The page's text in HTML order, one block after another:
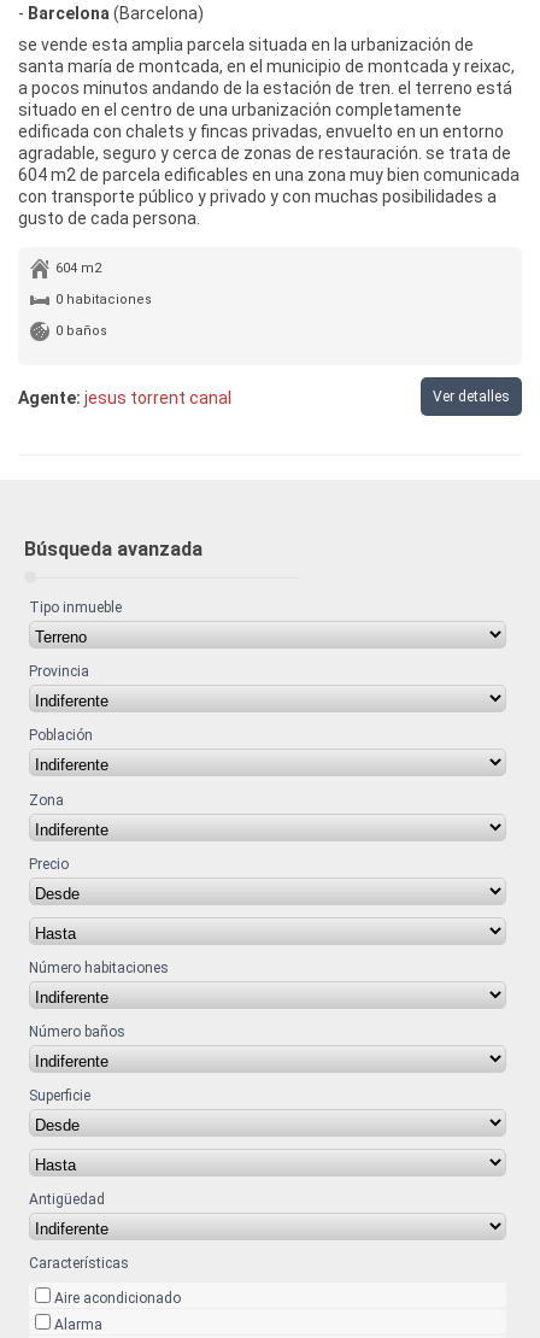
- Barcelona (Barcelona)
se vende esta amplia parcela situada en la urbanización de
santa maría de montcada, en el municipio de montcada y reixac,
a pocos minutos andando de la estación de tren. el terreno está
situado en el centro de una urbanización completamente
edificada con chalets y fincas privadas, envuelto en un entorno
agradable, seguro y cerca de zonas de restauración. se trata de
604 m2 de parcela edificables en una zona muy bien comunicada
con transporte público y privado y con muchas posibilidades a
gusto de cada persona.
604 m2
0 habitaciones
0 baños
Agente: jesus torrent canal Ver detalles
Búsqueda avanzada
Tipo inmueble
Provincia
Población
Zona
Precio
Número habitaciones
Número baños
Superficie
Antigüedad
Características
Aire acondicionado
Alarma